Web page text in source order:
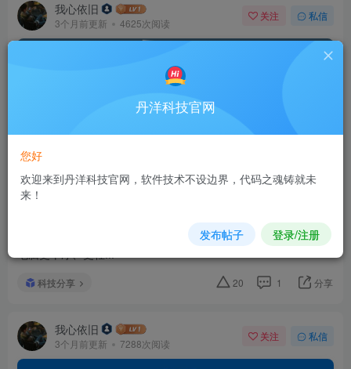
我心依旧
3个月前更新 4625次阅读
关注 私信
🧹 工具分享 | Geek Uninstaller
大家好～依旧给大家推荐一款非常实用的 Windows
工具：Geek Uninstaller。相比系统自带的卸载功能，它能让你的
科技分享 20 1 分享
我心依旧
3个月前更新 7288次阅读
关注 私信
丹洋科技官网
您好
欢迎来到丹洋科技官网，软件技术不设边界，代码之魂铸就未
来！
发布帖子 登录/注册